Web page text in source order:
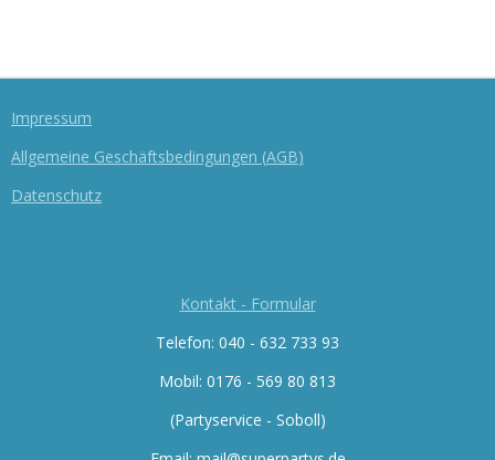
N
N
N
N
Impressum
Allgemeine Geschäftsbedingungen (AGB)
Datenschutz
Kontakt - Formular
Telefon: 040 - 632 733 93
Mobil: 0176 - 569 80 813
(Partyservice - Soboll)